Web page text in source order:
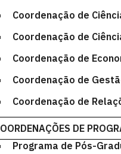
Coordenação de
Coordenação de
Coordenação de
Coordenação de
Coordenação de
DE
Programa de Pós-